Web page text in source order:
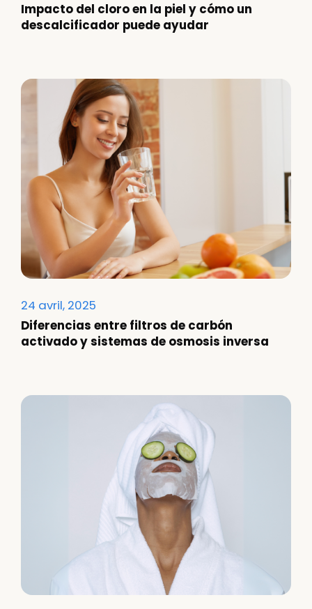
Impacto del cloro en la piel y cómo un
descalcificador puede ayudar
24 avril, 2025
Diferencias entre filtros de carbón
activado y sistemas de osmosis inversa